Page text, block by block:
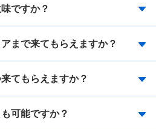
ですか？
まで来てもらえますか？
てもらえますか？
可能ですか？